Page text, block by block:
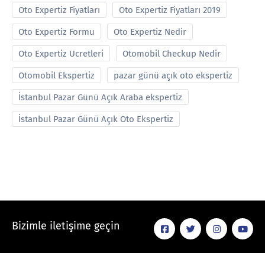
Oto Expertiz Fiyatları Oto Expertiz Fiyatları 2019
Oto Expertiz Formu Oto Expertiz Nedir
Oto Expertiz Ucretleri Otomobil Checkup Nedir
Otomobil Ekspertiz pazar günü açık oto ekspertiz
İstanbul Pazar Günü Açık Araba ekspertiz
İstanbul Pazar Günü Açık Oto Ekspertiz
Bizimle iletişime geçin